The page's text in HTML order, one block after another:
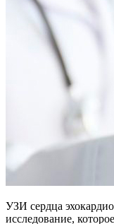
УЗИ сердца
исследование,